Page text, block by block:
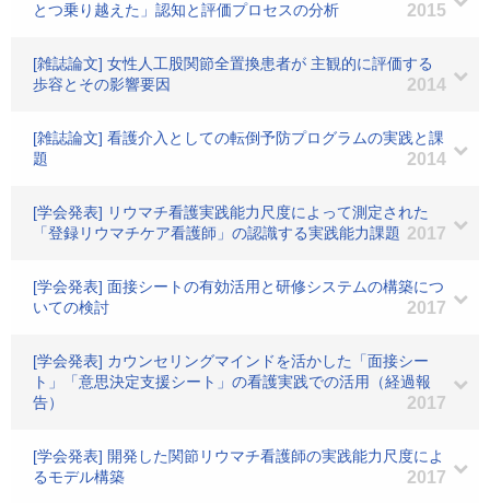
とつ乗り越えた」認知と評価プロセスの分析
2015
[雑誌論文] 女性人工股関節全置換患者が 主観的に評価する
歩容とその影響要因
2014
[雑誌論文] 看護介入としての転倒予防プログラムの実践と課
題
2014
[学会発表] リウマチ看護実践能力尺度によって測定された
「登録リウマチケア看護師」の認識する実践能力課題 2017
[学会発表] 面接シートの有効活用と研修システムの構築につ
いての検討
2017
[学会発表] カウンセリングマインドを活かした「面接シー
ト」「意思決定支援シート」の看護実践での活用（経過報
告）
2017
[学会発表] 開発した関節リウマチ看護師の実践能力尺度によ
るモデル構築
2017